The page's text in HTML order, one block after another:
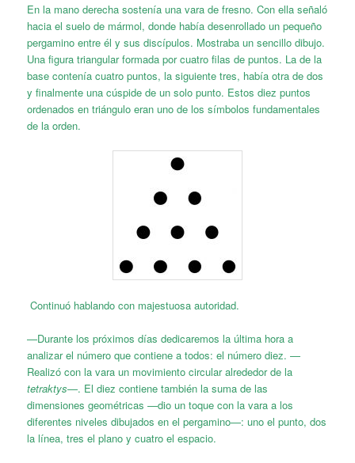
En la mano derecha sostenía una vara de fresno. Con ella señaló
hacia el suelo de mármol, donde había desenrollado un pequeño
pergamino entre él y sus discípulos. Mostraba un sencillo dibujo.
Una figura triangular formada por cuatro filas de puntos. La de la
base contenía cuatro puntos, la siguiente tres, había otra de dos
y finalmente una cúspide de un solo punto. Estos diez puntos
ordenados en triángulo eran uno de los símbolos fundamentales
de la orden.
Continuó hablando con majestuosa autoridad.
—Durante los próximos días dedicaremos la última hora a
analizar el número que contiene a todos: el número diez. —
Realizó con la vara un movimiento circular alrededor de la
tetraktys—. El diez contiene también la suma de las
dimensiones geométricas —dio un toque con la vara a los
diferentes niveles dibujados en el pergamino—: uno el punto, dos
la línea, tres el plano y cuatro el espacio.